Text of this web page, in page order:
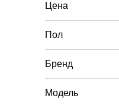
Цена
Пол
Бренд
Модель